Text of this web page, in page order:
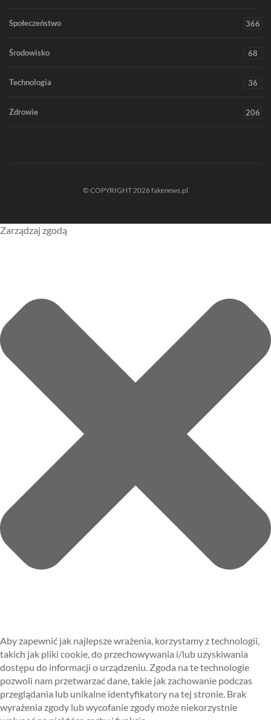
Społeczeństwo 366
Środowisko 68
Technologia 36
Zdrowie 206
© COPYRIGHT 2026 fakenews.pl
Zarządzaj zgodą
Aby zapewnić jak najlepsze wrażenia, korzystamy z technologii,
takich jak pliki cookie, do przechowywania i/lub uzyskiwania
dostępu do informacji o urządzeniu. Zgoda na te technologie
pozwoli nam przetwarzać dane, takie jak zachowanie podczas
przeglądania lub unikalne identyfikatory na tej stronie. Brak
wyrażenia zgody lub wycofanie zgody może niekorzystnie